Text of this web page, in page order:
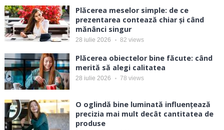
Plăcerea meselor simple: de ce
prezentarea contează chiar și când
mănânci singur
28 iulie 2026 82 views
Plăcerea obiectelor bine făcute: când
merită să alegi calitatea
28 iulie 2026 78 views
O oglindă bine luminată influențează
precizia mai mult decât cantitatea de
produse